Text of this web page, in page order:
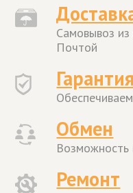
Самовывоз из
Почтой
Гарантия
Обмен
Возможность
Ремонт